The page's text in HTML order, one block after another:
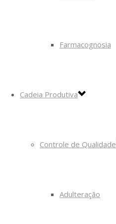
Farmacognosia
Cadeia Produtiva
Controle de Qualidade
Adulteração